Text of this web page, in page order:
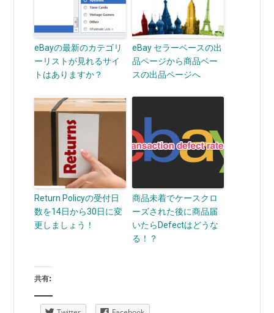
eBayの最新のカテゴリ
ーリストが見れるサイ
トはありますか？
eBay セラーベースの出
品ページから商品ベー
スの出品ページへ
Return Policyの受付日
数を14日から30日に変
更しましょう！
商品未着でケースクロ
ーズされた後に商品届
いたらDefectはどうな
る！？
共有: